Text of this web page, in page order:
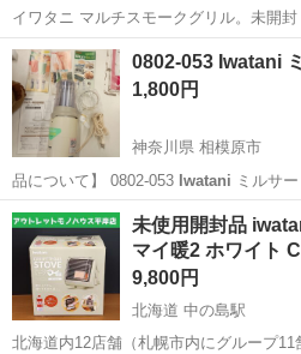
イワタニ マルチスモークグリル。未開封
認はしておりません。外箱の裏に凹みあ
ページを確認ください。不用品処分の為
先させていただきます。お気軽にお問い...
東京 板橋区 キッチ
0802-053 Iwatani
1,800円
神奈川県 相模原市
品について】 0802-053 Iwatani
神奈川 相模原市 キッチン家電
未使用開封品
マイ暖2 ホワイト
9,800円
北海道 中の島駅
北海道内12店舗（札幌市内にグループ